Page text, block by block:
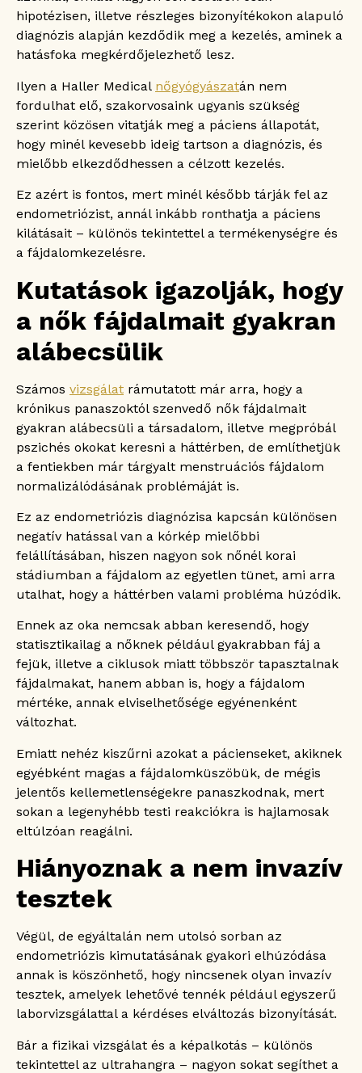
hipotézisen, illetve részleges bizonyítékokon alapuló
diagnózis alapján kezdődik meg a kezelés, aminek a
hatásfoka megkérdőjelezhető lesz.
Ilyen a Haller Medical nőgyógyászatán nem
fordulhat elő, szakorvosaink ugyanis szükség
szerint közösen vitatják meg a páciens állapotát,
hogy minél kevesebb ideig tartson a diagnózis, és
mielőbb elkezdődhessen a célzott kezelés.
Ez azért is fontos, mert minél később tárják fel az
endometriózist, annál inkább ronthatja a páciens
kilátásait – különös tekintettel a termékenységre és
a fájdalomkezelésre.
Kutatások igazolják, hogy
a nők fájdalmait gyakran
alábecsülik
Számos vizsgálat rámutatott már arra, hogy a
krónikus panaszoktól szenvedő nők fájdalmait
gyakran alábecsüli a társadalom, illetve megpróbál
pszichés okokat keresni a háttérben, de említhetjük
a fentiekben már tárgyalt menstruációs fájdalom
normalizálódásának problémáját is.
Ez az endometriózis diagnózisa kapcsán különösen
negatív hatással van a kórkép mielőbbi
felállításában, hiszen nagyon sok nőnél korai
stádiumban a fájdalom az egyetlen tünet, ami arra
utalhat, hogy a háttérben valami probléma húzódik.
Ennek az oka nemcsak abban keresendő, hogy
statisztikailag a nőknek például gyakrabban fáj a
fejük, illetve a ciklusok miatt többször tapasztalnak
fájdalmakat, hanem abban is, hogy a fájdalom
mértéke, annak elviselhetősége egyénenként
változhat.
Emiatt nehéz kiszűrni azokat a pácienseket, akiknek
egyébként magas a fájdalomküszöbük, de mégis
jelentős kellemetlenségekre panaszkodnak, mert
sokan a legenyhébb testi reakciókra is hajlamosak
eltúlzóan reagálni.
Hiányoznak a nem invazív
tesztek
Végül, de egyáltalán nem utolsó sorban az
endometriózis kimutatásának gyakori elhúzódása
annak is köszönhető, hogy nincsenek olyan invazív
tesztek, amelyek lehetővé tennék például egyszerű
laborvizsgálattal a kérdéses elváltozás bizonyítását.
Bár a fizikai vizsgálat és a képalkotás – különös
tekintettel az ultrahangra – nagyon sokat segíthet a